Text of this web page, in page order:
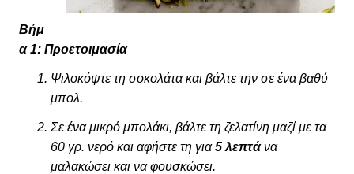
Βήμ
α 1: Προετοιμασία
Ψιλοκόψτε τη σοκολάτα και βάλτε την σε ένα βαθύ
μπολ.
Σε ένα μικρό μπολάκι, βάλτε τη ζελατίνη μαζί με τα
60 γρ. νερό και αφήστε τη για5 λεπτάνα
μαλακώσει και να φουσκώσει.